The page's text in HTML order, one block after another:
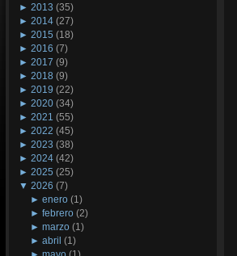
► 2013 (35)
► 2014 (27)
► 2015 (18)
► 2016 (7)
► 2017 (9)
► 2018 (9)
► 2019 (22)
► 2020 (34)
► 2021 (55)
► 2022 (45)
► 2023 (38)
► 2024 (42)
► 2025 (25)
▼ 2026 (7)
►enero (1)
►febrero (2)
►marzo (1)
►abril (1)